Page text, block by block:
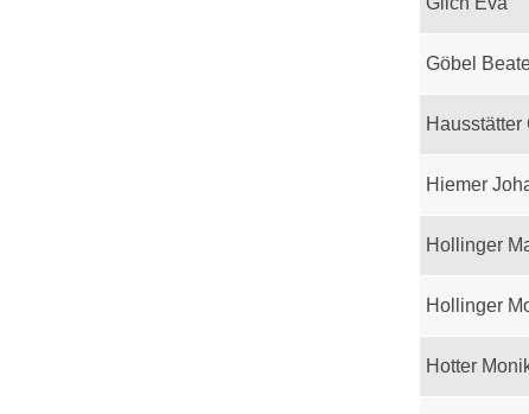
Göbel
Hausstätter
Hiemer
Hollinger
Hollinger
Hotter